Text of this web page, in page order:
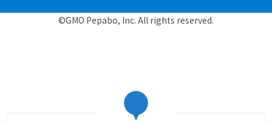
©GMO Pepabo, Inc. All rights reserved.